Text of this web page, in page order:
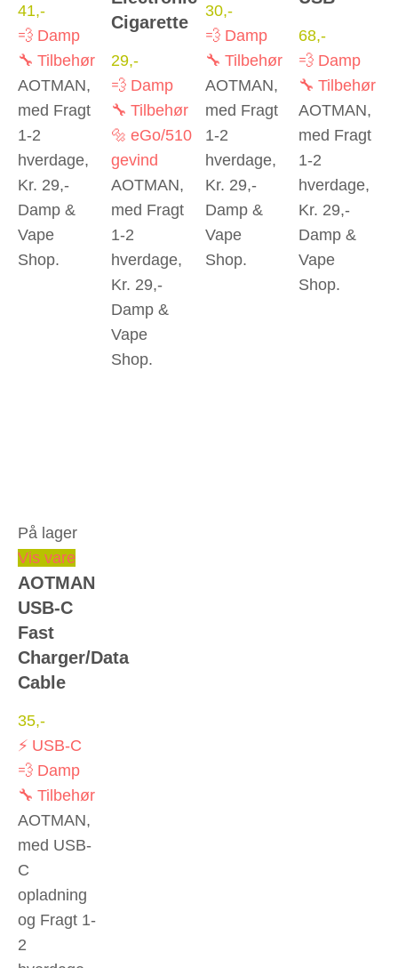
41,-
💨 Damp
🔧 Tilbehør
AOTMAN,
med Fragt
1-2
hverdage,
Kr. 29,-
Damp &
Vape
Shop.
Cigarette
29,-
💨 Damp
🔧 Tilbehør
🔩 eGo/510
gevind
AOTMAN,
med Fragt
1-2
hverdage,
Kr. 29,-
Damp &
Vape
Shop.
30,-
💨 Damp
🔧 Tilbehør
AOTMAN,
med Fragt
1-2
hverdage,
Kr. 29,-
Damp &
Vape
Shop.
68,-
💨 Damp
🔧 Tilbehør
AOTMAN,
med Fragt
1-2
hverdage,
Kr. 29,-
Damp &
Vape
Shop.
På lager
Vis vare
AOTMAN
USB-C
Fast
Charger/Data
Cable
35,-
⚡ USB-C
💨 Damp
🔧 Tilbehør
AOTMAN,
med USB-
C
opladning
og Fragt 1-
2